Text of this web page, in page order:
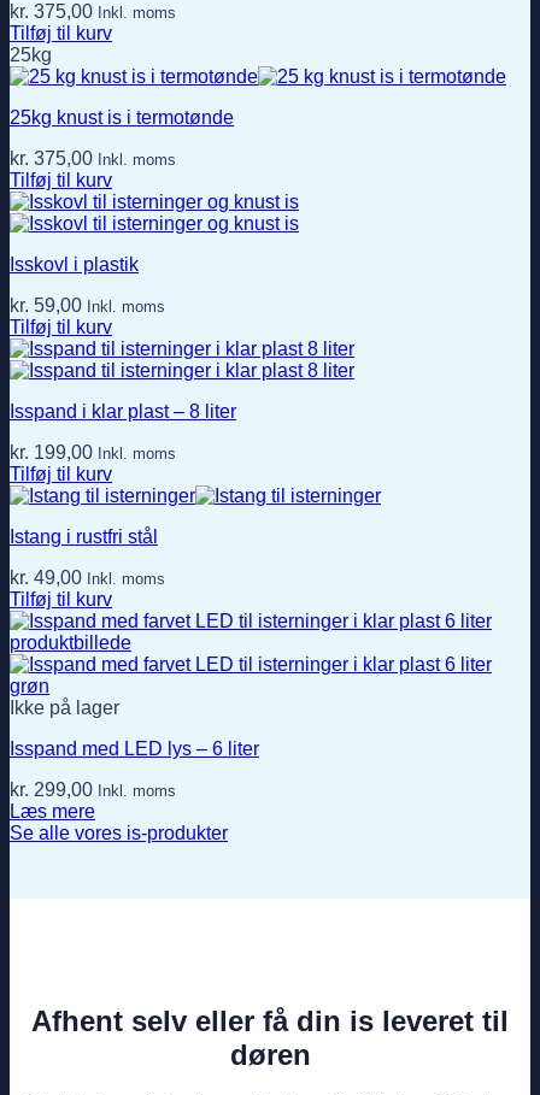
kr. 375,00 Inkl. moms
Tilføj til kurv
25kg
25kg knust is i termotønde
kr. 375,00 Inkl. moms
Tilføj til kurv
Isskovl i plastik
kr. 59,00 Inkl. moms
Tilføj til kurv
Isspand i klar plast – 8 liter
kr. 199,00 Inkl. moms
Tilføj til kurv
Istang i rustfri stål
kr. 49,00 Inkl. moms
Tilføj til kurv
Ikke på lager
Isspand med LED lys – 6 liter
kr. 299,00 Inkl. moms
Læs mere
Se alle vores is-produkter
Afhent selv eller få din is leveret til
døren